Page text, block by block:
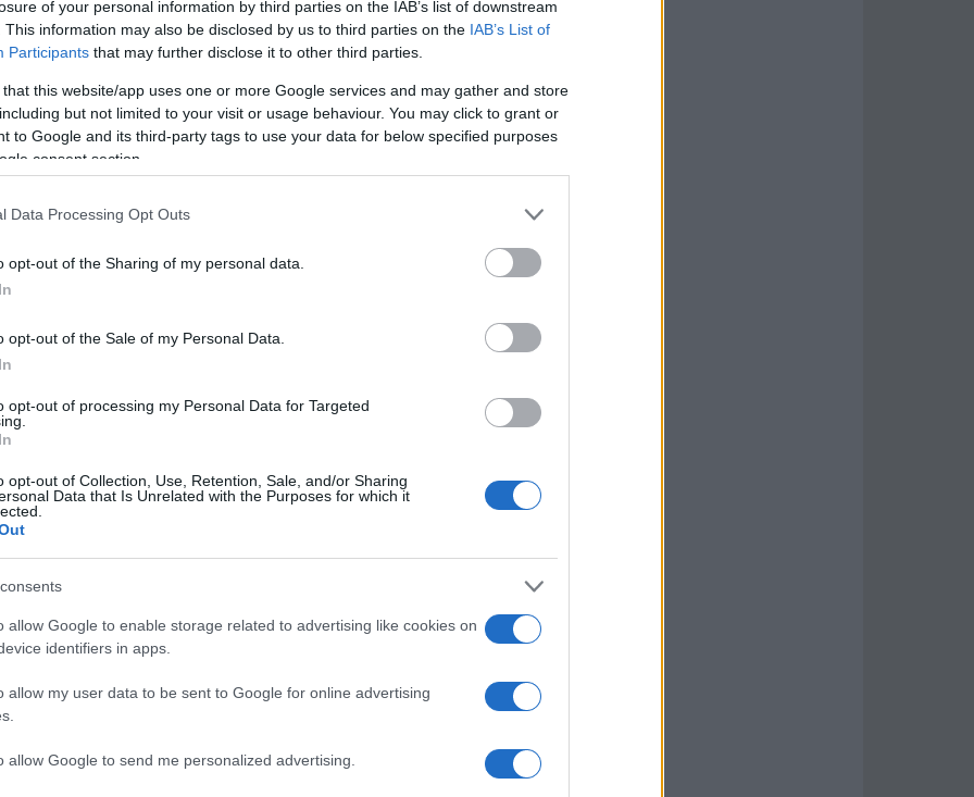
of your personal information by third parties on the IAB’s list of downstream
This information may also be disclosed by us to third parties on the IAB’s List of
Participants that may further disclose it to other third parties.
that this website/app uses one or more Google services and may gather and store
but not limited to your visit or usage behaviour. You may click to grant or
to Google and its third-party tags to use your data for below specified purposes
consent section.
Data Processing Opt Outs
opt-out of the Sharing of my personal data.
opt-out of the Sale of my Personal Data.
opt-out of processing my Personal Data for Targeted
opt-out of Collection, Use, Retention, Sale, and/or Sharing
Data that Is Unrelated with the Purposes for which it
allow Google to enable storage related to advertising like cookies on
identifiers in apps.
allow my user data to be sent to Google for online advertising
allow Google to send me personalized advertising.
un dislivello di 2500 metri.
che ha completato il percorso in 4 ore, 52
km/h. Al secondo posto si è classificato
Romeleal terzo posto. La gara è stata
e ha visto la partecipazione di atleti di alto
e Professional.
presentato un dislivello di 2500 metri,
di scalata dei ciclisti. Tra le